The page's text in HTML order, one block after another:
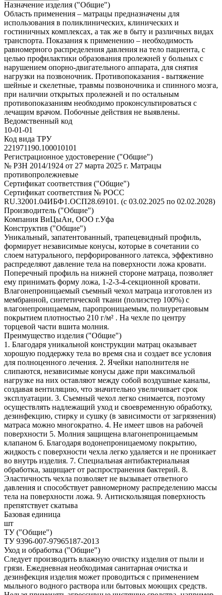
Назначение изделия ("Общие")
Область применения – матрацы предназначены для
использования в поликлинических, клинических и
гостиничных комплексах, а так же в быту и различных видах
транспорта. Показания к применению – необходимость
равномерного распределения давления на тело пациента, с
целью профилактики образования пролежней у больных с
нарушением опорно-двигательного аппарата, для снятия
нагрузки на позвоночник. Противопоказания - вытяжение
шейные и скелетные, травмы позвоночника и спинного мозга,
при наличии открытых пролежней и по остальным
противопоказаниям необходимо проконсультироваться с
лечащим врачом. Побочные действия не выявлены.
Ведомственный код
10-01-01
Код вида ТРУ
221971190.100010101
Регистрационное удостоверение ("Общие")
№ РЗН 2014/1924 от 27 марта 2025 г. Матрацы
противопролежневые
Сертификат соответствия ("Общие")
Сертификат соответствия № РОСС
RU.32001.04ИБФ1.ОСП28.69101. (с 03.02.2025 по 02.02.2028)
Производитель ("Общие")
Компания ВиЦыАн, ООО г.Уфа
Конструктив ("Общие")
Уникальный, запатентованный, трапецевидный профиль,
формирует независимые конусы, которые в сочетании со
слоем натурального, перфорированного латекса, эффективно
распределяют давление тела на поверхности ложа кровати.
Поперечный профиль на нижней стороне матраца, позволяет
ему принимать форму ложа, 1-2-3-4-секционной кровати.
Влагонепроницаемый съемный чехол матраца изготовлен из
мембранной, синтетической ткани (полиэстер 100%) с
влагонепроницаемым, паропроницаемым, полиуретановым
покрытием плотностью 210 г/м² . На чехле по центру
торцевой части вшита молния.
Преимущество изделия ("Общие")
1. Благодаря уникальной конструкции матрац оказывает
хорошую поддержку тела во время сна и создает все условия
для полноценного лечения. 2. Ячейки наполнителя не
слипаются, независимые конусы даже при максимальой
нагрузке на них оставляют между собой воздушные каналы,
создавая вентиляцию, что значительно увеличивает срок
эксплуатации. 3. Съемный чехол легко снимается, поэтому
осуществлять надлежащий уход и своевременную обработку,
дезинфекцию, стирку и сушку (в зависимости от загрязнения)
матраса можно многократно. 4. Не имеет швов на рабочей
поверхности 5. Молния защищена влагонепроницаемым
клапаном 6. Благодаря водонепроницаемому покрытию,
жидкость с поверхности чехла легко удаляется и не проникает
во внутрь изделия. 7. Специальная антибактериальная
обработка, защищает от распространения бактерий. 8.
Эластичность чехла позволяет не вызывает ответного
давления и способствует равномерному распределению массы
тела на поверхности ложа. 9. Антискользящая поверхность
препятствует скатыва
Базовая единица
шт
ТУ ("Общие")
ТУ 9396-007-97965187-2013
Уход и обработка ("Общие")
Следует производить влажную очистку изделия от пыли и
грязи. Ежедневная необходимая санитарная очистка и
дезинфекция изделия может проводиться с применением
мыльного водного раствора или бытовых моющих средств.